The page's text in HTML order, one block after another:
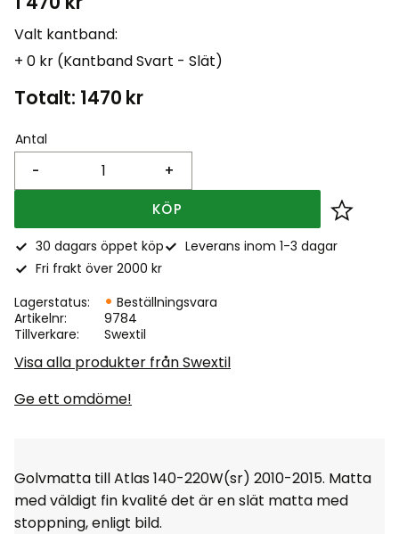
Valt kantband:
+ 0 kr (Kantband Svart - Slät)
Totalt: 1470 kr
Antal
+
-
KÖP Lägg
30 dagars öppet köp
Leverans inom 1-3 dagar
Fri frakt över 2000 kr
Lagerstatus
Beställningsvara
Artikelnr
9784
Tillverkare
Swextil
Visa alla produkter från Swextil
Ge ett omdöme!
Golvmatta till Atlas 140-220W(sr) 2010-2015. Matta
med väldigt fin kvalité det är en slät matta med
stoppning, enligt bild.